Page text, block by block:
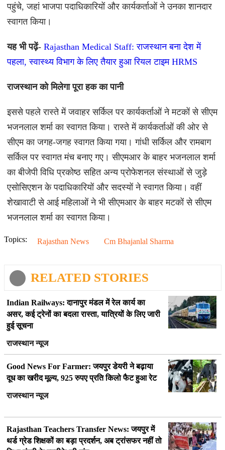
पहुंचे, जहां भाजपा पदाधिकारियों और कार्यकर्ताओं ने उनका शानदार
स्वागत किया।
यह भी पढ़ें- Rajasthan Medical Staff: राजस्थान बना देश में
पहला, स्वास्थ्य विभाग के लिए तैयार हुआ रियल टाइम HRMS
राजस्थान को मिलेगा पूरा हक का पानी
इससे पहले रास्ते में जवाहर सर्किल पर कार्यकर्ताओं ने मटकों से सीएम
भजनलाल शर्मा का स्वागत किया। रास्ते में कार्यकर्ताओं की ओर से
सीएम का जगह-जगह स्वागत किया गया। गांधी सर्किल और रामबाग
सर्किल पर स्वागत मंच बनाए गए। सीएमआर के बाहर भजनलाल शर्मा
का बीजेपी विधि प्रकोष्ठ सहित अन्य प्रोफेशनल संस्थाओं से जुड़े
एसोसिएशन के पदाधिकारियों और सदस्यों ने स्वागत किया। वहीं
शेखावाटी से आई महिलाओं ने भी सीएमआर के बाहर मटकों से सीएम
भजनलाल शर्मा का स्वागत किया।
Topics: Rajasthan News Cm Bhajanlal Sharma
RELATED STORIES
Indian Railways: दानापुर मंडल में रेल कार्य का
असर, कई ट्रेनों का बदला रास्ता, यात्रियों के लिए जारी
हुई सूचना
राजस्थान न्यूज
Good News For Farmer: जयपुर डेयरी ने बढ़ाया
दूध का खरीद मूल्य, 925 रुपए प्रति किलो फैट हुआ रेट
राजस्थान न्यूज
Rajasthan Teachers Transfer News: जयपुर में
थर्ड ग्रेड शिक्षकों का बड़ा प्रदर्शन, अब ट्रांसफर नहीं तो